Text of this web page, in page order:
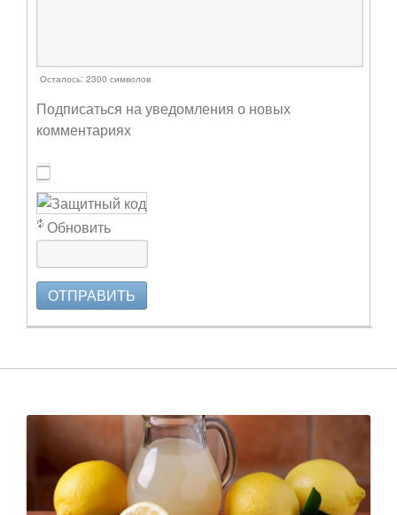
Осталось: 2300 символов
Подписаться на уведомления о новых
комментариях
Обновить
ОТПРАВИТЬ